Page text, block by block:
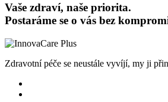
Vaše zdraví, naše priorita.
Postaráme se o vás bez
Zdravotní péče se neustále vyvíjí, my ji